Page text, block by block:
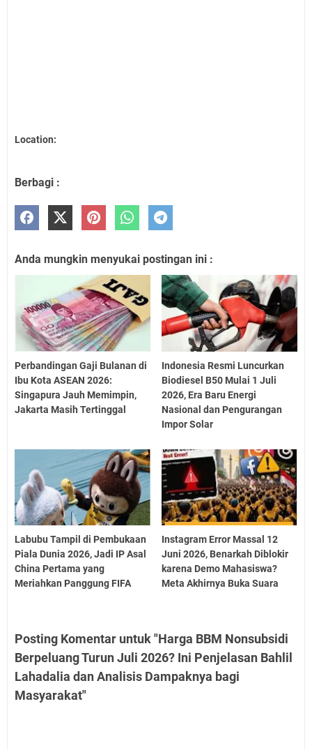
Location:
Berbagi :
Anda mungkin menyukai postingan ini :
Perbandingan Gaji Bulanan di
Ibu Kota ASEAN 2026:
Singapura Jauh Memimpin,
Jakarta Masih Tertinggal
Indonesia Resmi Luncurkan
Biodiesel B50 Mulai 1 Juli
2026, Era Baru Energi
Nasional dan Pengurangan
Impor Solar
Labubu Tampil di Pembukaan
Piala Dunia 2026, Jadi IP Asal
China Pertama yang
Meriahkan Panggung FIFA
Instagram Error Massal 12
Juni 2026, Benarkah Diblokir
karena Demo Mahasiswa?
Meta Akhirnya Buka Suara
Posting Komentar untuk "Harga BBM Nonsubsidi
Berpeluang Turun Juli 2026? Ini Penjelasan Bahlil
Lahadalia dan Analisis Dampaknya bagi
Masyarakat"